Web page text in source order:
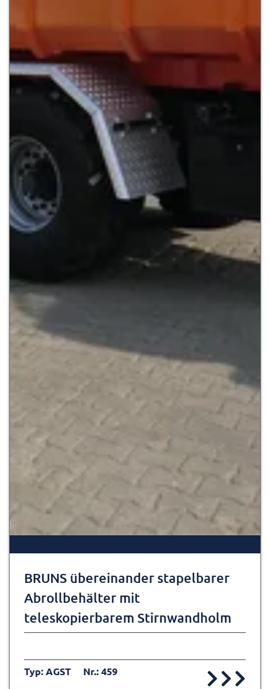
BRUNS übereinander stapelbarer
Abrollbehälter mit
teleskopierbarem Stirnwandholm
Typ: AGST Nr.: 459